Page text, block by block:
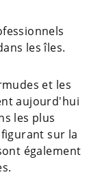
les îles.
et les
aujourd'hui
les plus
sur la
également